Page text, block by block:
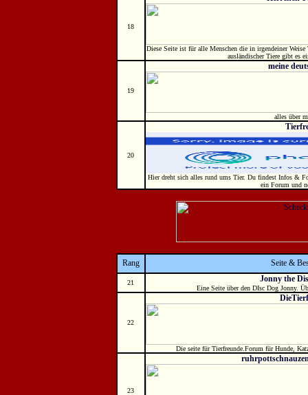
18
Diese Seite ist für alle Menschen die in irgendeiner
ausländischer Tiere gibt es
19
meine
alles über
20
Hier dreht sich alles rund ums Tier. Du findest Infos &
ein Forum und
Rang Seite &
21 Jonny the
Eine Seite über den DIsc Dog Jonny.
22
Die seite für Tierfreunde.Forum für Hunde,
23